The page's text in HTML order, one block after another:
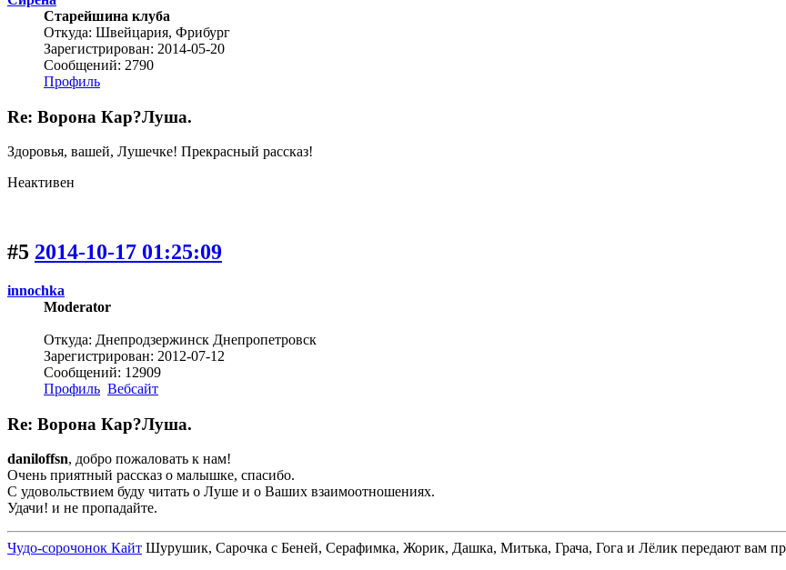
Старейшина клуба
Откуда: Швейцария, Фрибург
Зарегистрирован: 2014-05-20
Сообщений: 2790
Профиль
Re: Ворона Кар?Луша.
Здоровья, вашей, Лушечке! Прекрасный рассказ!
Неактивен
#5 2014-10-17 01:25:09
innochka
Moderator
Откуда: Днепродзержинск Днепропетровск
Зарегистрирован: 2012-07-12
Сообщений: 12909
Профиль Вебсайт
Re: Ворона Кар?Луша.
daniloffsn, добро пожаловать к нам!
Очень приятный рассказ о малышке, спасибо.
С удовольствием буду читать о Луше и о Ваших взаимоотношениях.
Удачи! и не пропадайте.
Чудо-сорочонок Кайт Шурушик, Сарочка с Беней, Серафимка, Жорик, Дашка, Митька, Грача, Гога и Лёлик передают вам